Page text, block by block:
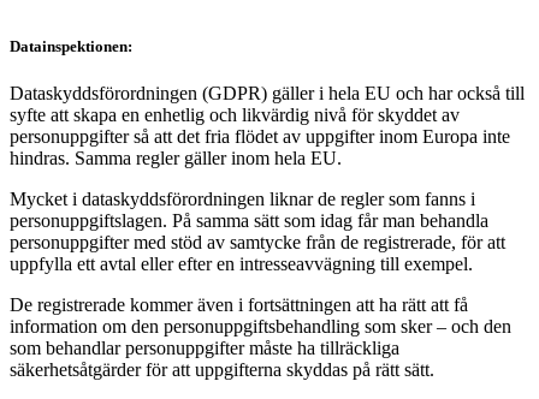
Datainspektionen:
Dataskyddsförordningen (GDPR) gäller i hela EU och har också till
syfte att skapa en enhetlig och likvärdig nivå för skyddet av
personuppgifter så att det fria flödet av uppgifter inom Europa inte
hindras. Samma regler gäller inom hela EU.
Mycket i dataskyddsförordningen liknar de regler som fanns i
personuppgiftslagen. På samma sätt som idag får man behandla
personuppgifter med stöd av samtycke från de registrerade, för att
uppfylla ett avtal eller efter en intresseavvägning till exempel.
De registrerade kommer även i fortsättningen att ha rätt att få
information om den personuppgiftsbehandling som sker – och den
som behandlar personuppgifter måste ha tillräckliga
säkerhetsåtgärder för att uppgifterna skyddas på rätt sätt.